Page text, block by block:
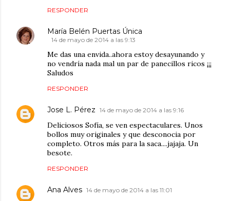
RESPONDER
María Belén Puertas Única
14 de mayo de 2014 a las 9:13
Me das una envida..ahora estoy desayunando y
no vendría nada mal un par de panecillos ricos ¡¡¡
Saludos
RESPONDER
Jose L. Pérez 14 de mayo de 2014 a las 9:16
Deliciosos Sofía, se ven espectaculares. Unos
bollos muy originales y que desconocia por
completo. Otros más para la saca....jajaja. Un
besote.
RESPONDER
Ana Alves 14 de mayo de 2014 a las 11:01